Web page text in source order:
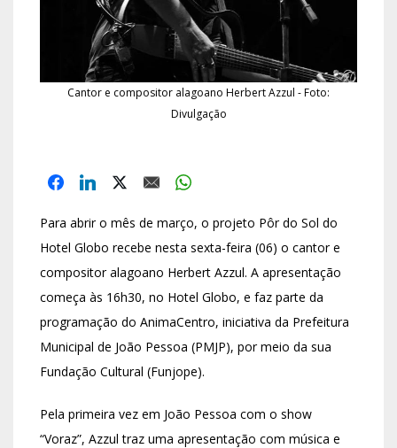
Cantor e compositor alagoano Herbert Azzul - Foto:
Divulgação
Para abrir o mês de março, o projeto Pôr do Sol do
Hotel Globo recebe nesta sexta-feira (06) o cantor e
compositor alagoano Herbert Azzul. A apresentação
começa às 16h30, no Hotel Globo, e faz parte da
programação do AnimaCentro, iniciativa da Prefeitura
Municipal de João Pessoa (PMJP), por meio da sua
Fundação Cultural (Funjope).
Pela primeira vez em João Pessoa com o show
“Voraz”, Azzul traz uma apresentação com música e